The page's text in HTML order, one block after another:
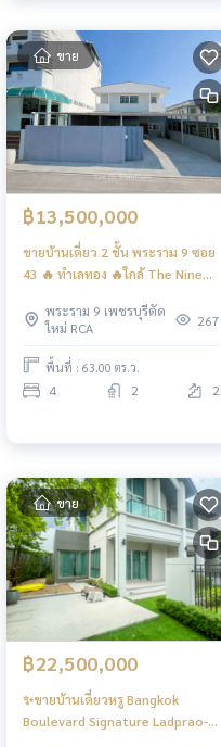
ขาย
฿13,500,000
ขายบ้านเดี่ยว 2 ชั้น พระราม 9 ซอย
43 🔥 ทำเลทอง 🔥ใกล้ The Nine
พระราม 9 เพชรบุรีตัด
ใหม่ RCA
267
พื้นที่ : 63.00 ตร.ว.
4 2 2
ขาย
฿22,500,000
✨ขายบ้านเดี่ยวหรู Bangkok
Boulevard Signature Ladprao-